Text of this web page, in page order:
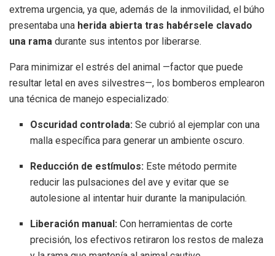
extrema urgencia, ya que, además de la inmovilidad, el búho
presentaba una herida abierta tras habérsele clavado
una rama durante sus intentos por liberarse.
Para minimizar el estrés del animal —factor que puede
resultar letal en aves silvestres—, los bomberos emplearon
una técnica de manejo especializado:
Oscuridad controlada: Se cubrió al ejemplar con una
malla específica para generar un ambiente oscuro.
Reducción de estímulos: Este método permite
reducir las pulsaciones del ave y evitar que se
autolesione al intentar huir durante la manipulación.
Liberación manual: Con herramientas de corte
precisión, los efectivos retiraron los restos de maleza